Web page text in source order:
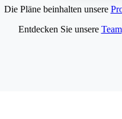
Die Pläne beinhalten unsere
Entdecken Sie unsere Team